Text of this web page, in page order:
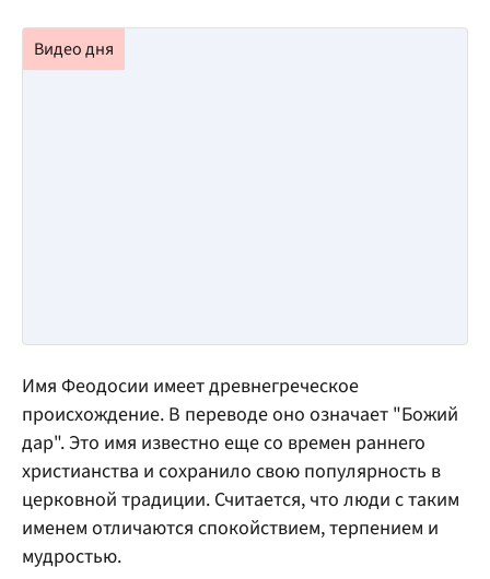
Имя Феодосии имеет древнегреческое
происхождение. В переводе оно означает "Божий
дар". Это имя известно еще со времен раннего
христианства и сохранило свою популярность в
церковной традиции. Считается, что люди с таким
именем отличаются спокойствием, терпением и
мудростью.